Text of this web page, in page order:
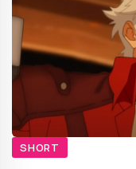
SHORT